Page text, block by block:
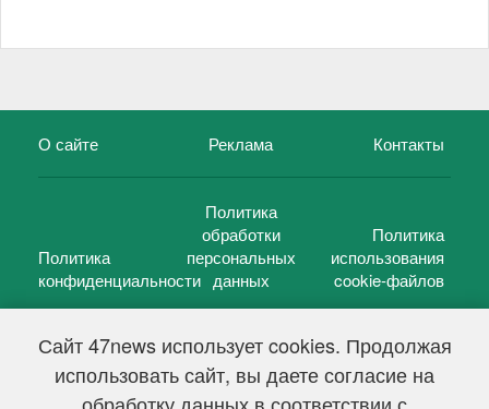
Сайт 47news использует cookies. Продолжая
использовать сайт, вы даете согласие на
О сайте Реклама Контакты
Политика
конфиденциальности
Политика
обработки
персональных
данных
Политика
использования
cookie-файлов
47 новостей (47 news)2005 — 2026 г.